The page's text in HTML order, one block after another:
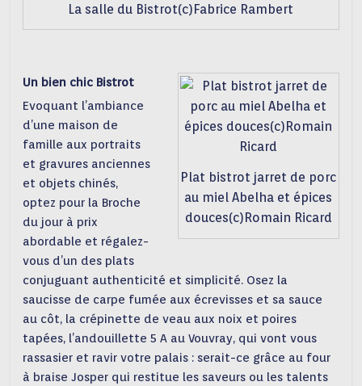
La salle du Bistrot(c)Fabrice Rambert
Plat bistrot jarret de porc
au miel Abelha et épices
douces(c)Romain Ricard
Un bien chic Bistrot
Evoquant l’ambiance
d’une maison de
famille aux portraits
et gravures anciennes
et objets chinés,
optez pour la Broche
du jour à prix
abordable et régalez-
vous d’un des plats
conjuguant authenticité et simplicité. Osez la
saucisse de carpe fumée aux écrevisses et sa sauce
au côt, la crépinette de veau aux noix et poires
tapées, l’andouillette 5 A au Vouvray, qui vont vous
rassasier et ravir votre palais : serait-ce grâce au four
à braise Josper qui restitue les saveurs ou les talents